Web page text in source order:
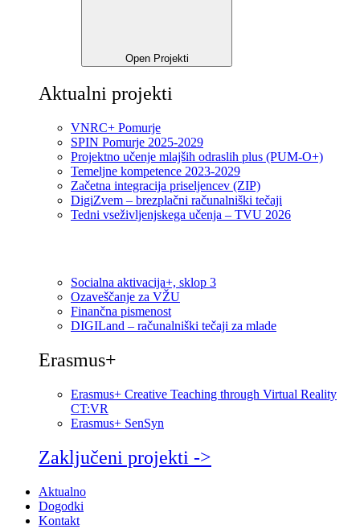
Open Projekti
Aktualni projekti
VNRC+ Pomurje
SPIN Pomurje 2025-2029
Projektno učenje mlajših odraslih plus (PUM-O+)
Temeljne kompetence 2023-2029
Začetna integracija priseljencev (ZIP)
DigiZvem – brezplačni računalniški tečaji
Tedni vseživljenjskega učenja – TVU 2026
Socialna aktivacija+, sklop 3
Ozaveščanje za VŽU
Finančna pismenost
DIGILand – računalniški tečaji za mlade
Erasmus+
Erasmus+ Creative Teaching through Virtual Reality
CT:VR
Erasmus+ SenSyn
Zaključeni projekti ->
Aktualno
Dogodki
Kontakt